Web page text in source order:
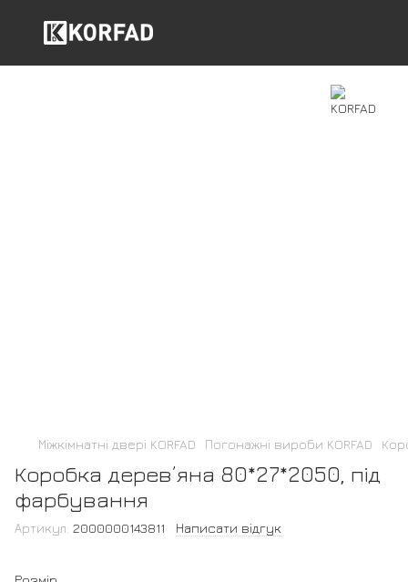
Міжкімнатні двері KORFAD Погонажні вироби KORFAD
Коробка дерев’яна 80*27*2050, під
фарбування
Артикул: 2000000143811 Написати відгук